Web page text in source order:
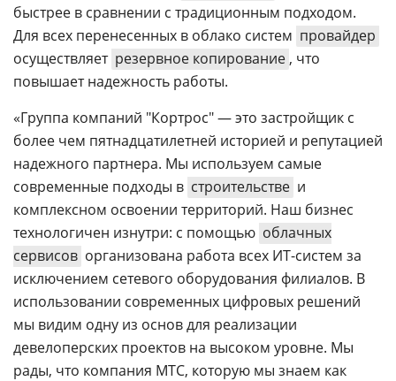
быстрее в сравнении с традиционным подходом.
Для всех перенесенных в облако систем провайдер
осуществляет резервное копирование , что
повышает надежность работы.
«Группа компаний "Кортрос" — это застройщик с
более чем пятнадцатилетней историей и репутацией
надежного партнера. Мы используем самые
современные подходы в строительстве и
комплексном освоении территорий. Наш бизнес
технологичен изнутри: с помощью облачных
сервисов организована работа всех ИТ-систем за
исключением сетевого оборудования филиалов. В
использовании современных цифровых решений
мы видим одну из основ для реализации
девелоперских проектов на высоком уровне. Мы
рады, что компания МТС, которую мы знаем как